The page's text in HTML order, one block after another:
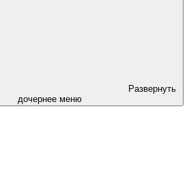
Развернуть
дочернее меню